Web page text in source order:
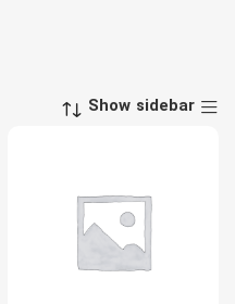
Show sidebar